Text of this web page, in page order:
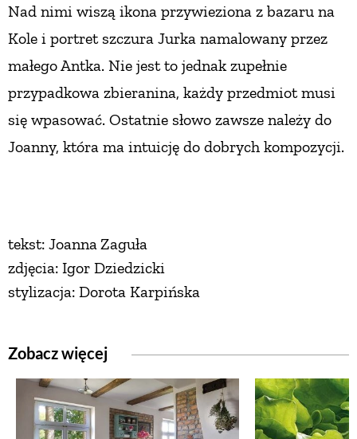
Nad nimi wiszą ikona przywieziona z bazaru na
Kole i portret szczura Jurka namalowany przez
małego Antka. Nie jest to jednak zupełnie
przypadkowa zbieranina, każdy przedmiot musi
się wpasować. Ostatnie słowo zawsze należy do
Joanny, która ma intuicję do dobrych kompozycji.
tekst: Joanna Zaguła
zdjęcia: Igor Dziedzicki
stylizacja: Dorota Karpińska
Zobacz więcej